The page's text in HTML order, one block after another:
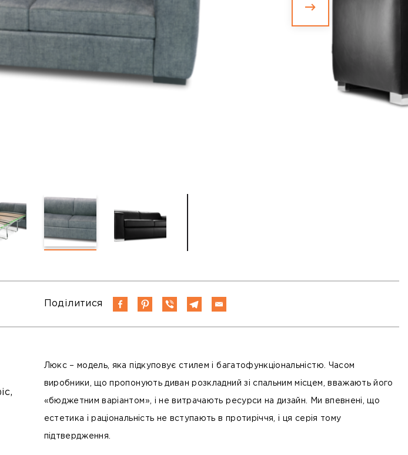
Поділитися
Люкс – модель, яка підкуповує стилем і багатофункціональністю. Часом
виробники, що пропонують диван розкладний зі спальним місцем, вважають його
«бюджетним варіантом», і не витрачають ресурси на дизайн. Ми впевнені, що
естетика і раціональність не вступають в протиріччя, і ця серія тому
підтвердження.